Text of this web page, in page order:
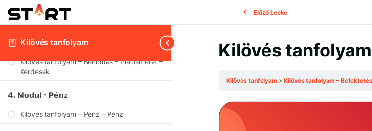
Kilövés tanfolyam
Kilövés tanfolyam – Beindítás – PR
Kilövés tanfolyam – Beindítás – Piacismeret
Kilövés tanfolyam – Beindítás – Piacismeret –
Kérdések
4. Modul - Pénz
Kilövés tanfolyam – Pénz – Pénz
Előző Lecke
Kilövés
Kilövés tanfolyam Kilövés tanfolyam –